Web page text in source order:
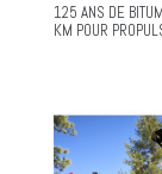
125 ANS DE
KM POUR